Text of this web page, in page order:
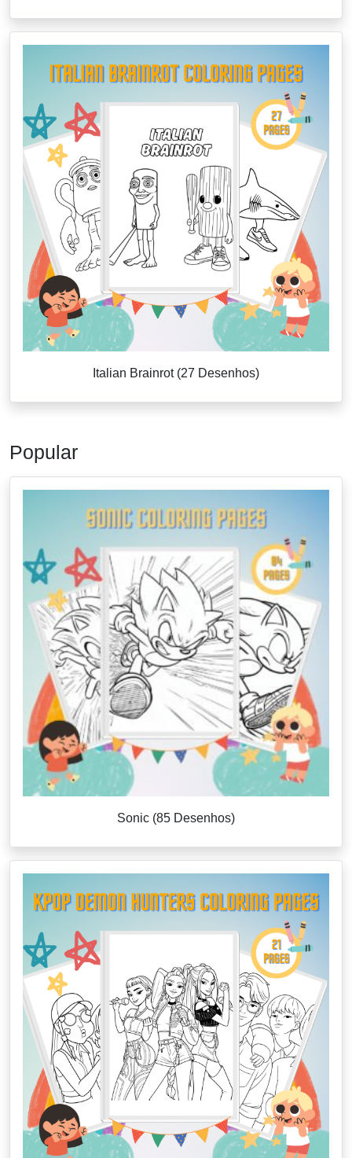
Italian Brainrot (27 Desenhos)
Popular
Sonic (85 Desenhos)